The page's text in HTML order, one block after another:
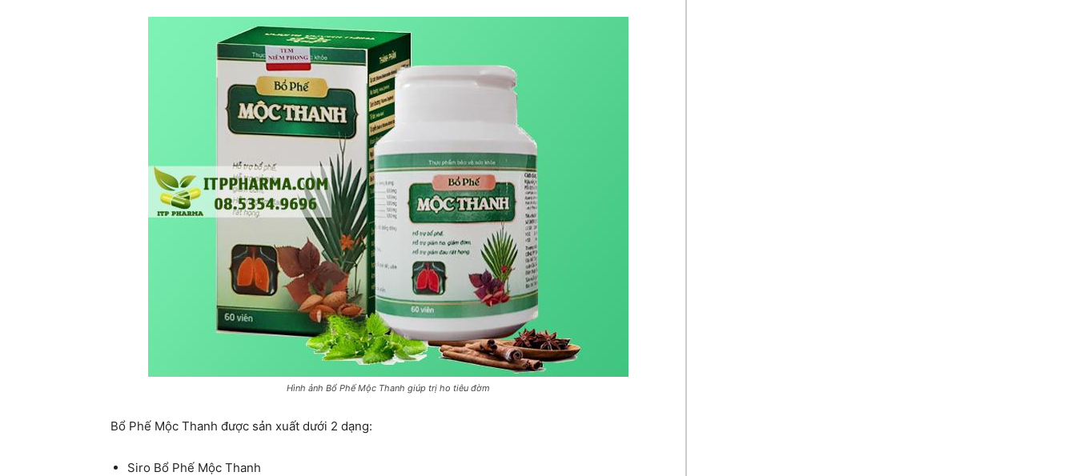
Hình ảnh Bổ Phế Mộc Thanh giúp trị ho tiêu đờm
Bổ Phế Mộc Thanh được sản xuất dưới 2 dạng:
Siro Bổ Phế Mộc Thanh